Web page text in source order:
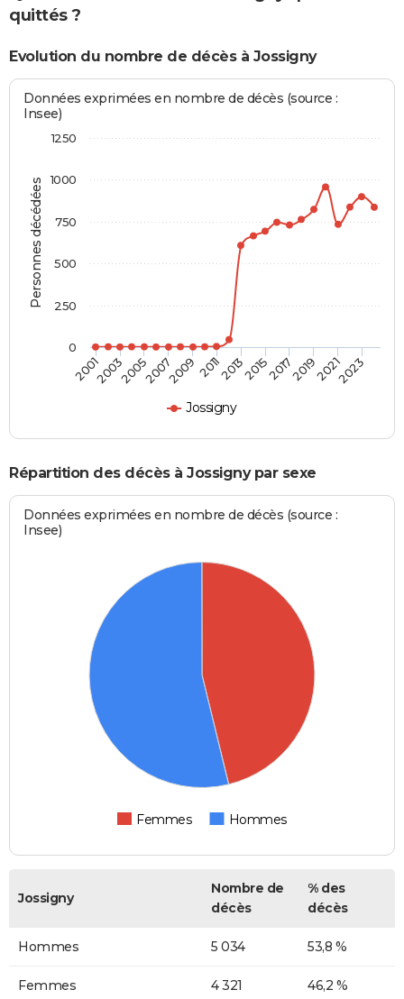
quittés ?
Evolution du nombre de décès à Jossigny
Personnes décédées
Données exprimées en nombre de décès (source :
Insee)
Jossigny
20012003200520072009 2011201320152017201920212023
0
250
500
750
1000
1250
Répartition des décès à Jossigny par sexe
Données exprimées en nombre de décès (source :
Insee)
Femmes Hommes
Jossigny
Nombre de
décès
% des
décès
Hommes 5 034 53,8 %
Femmes 4 321 46,2 %